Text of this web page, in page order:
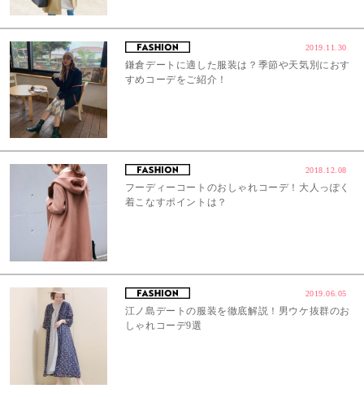
2019.11.30
鎌倉デートに適した服装は？季節や天気別におす
すめコーデをご紹介！
2018.12.08
フーディーコートのおしゃれコーデ！大人っぽく
着こなすポイントは？
2019.06.05
江ノ島デートの服装を徹底解説！男ウケ抜群のお
しゃれコーデ9選